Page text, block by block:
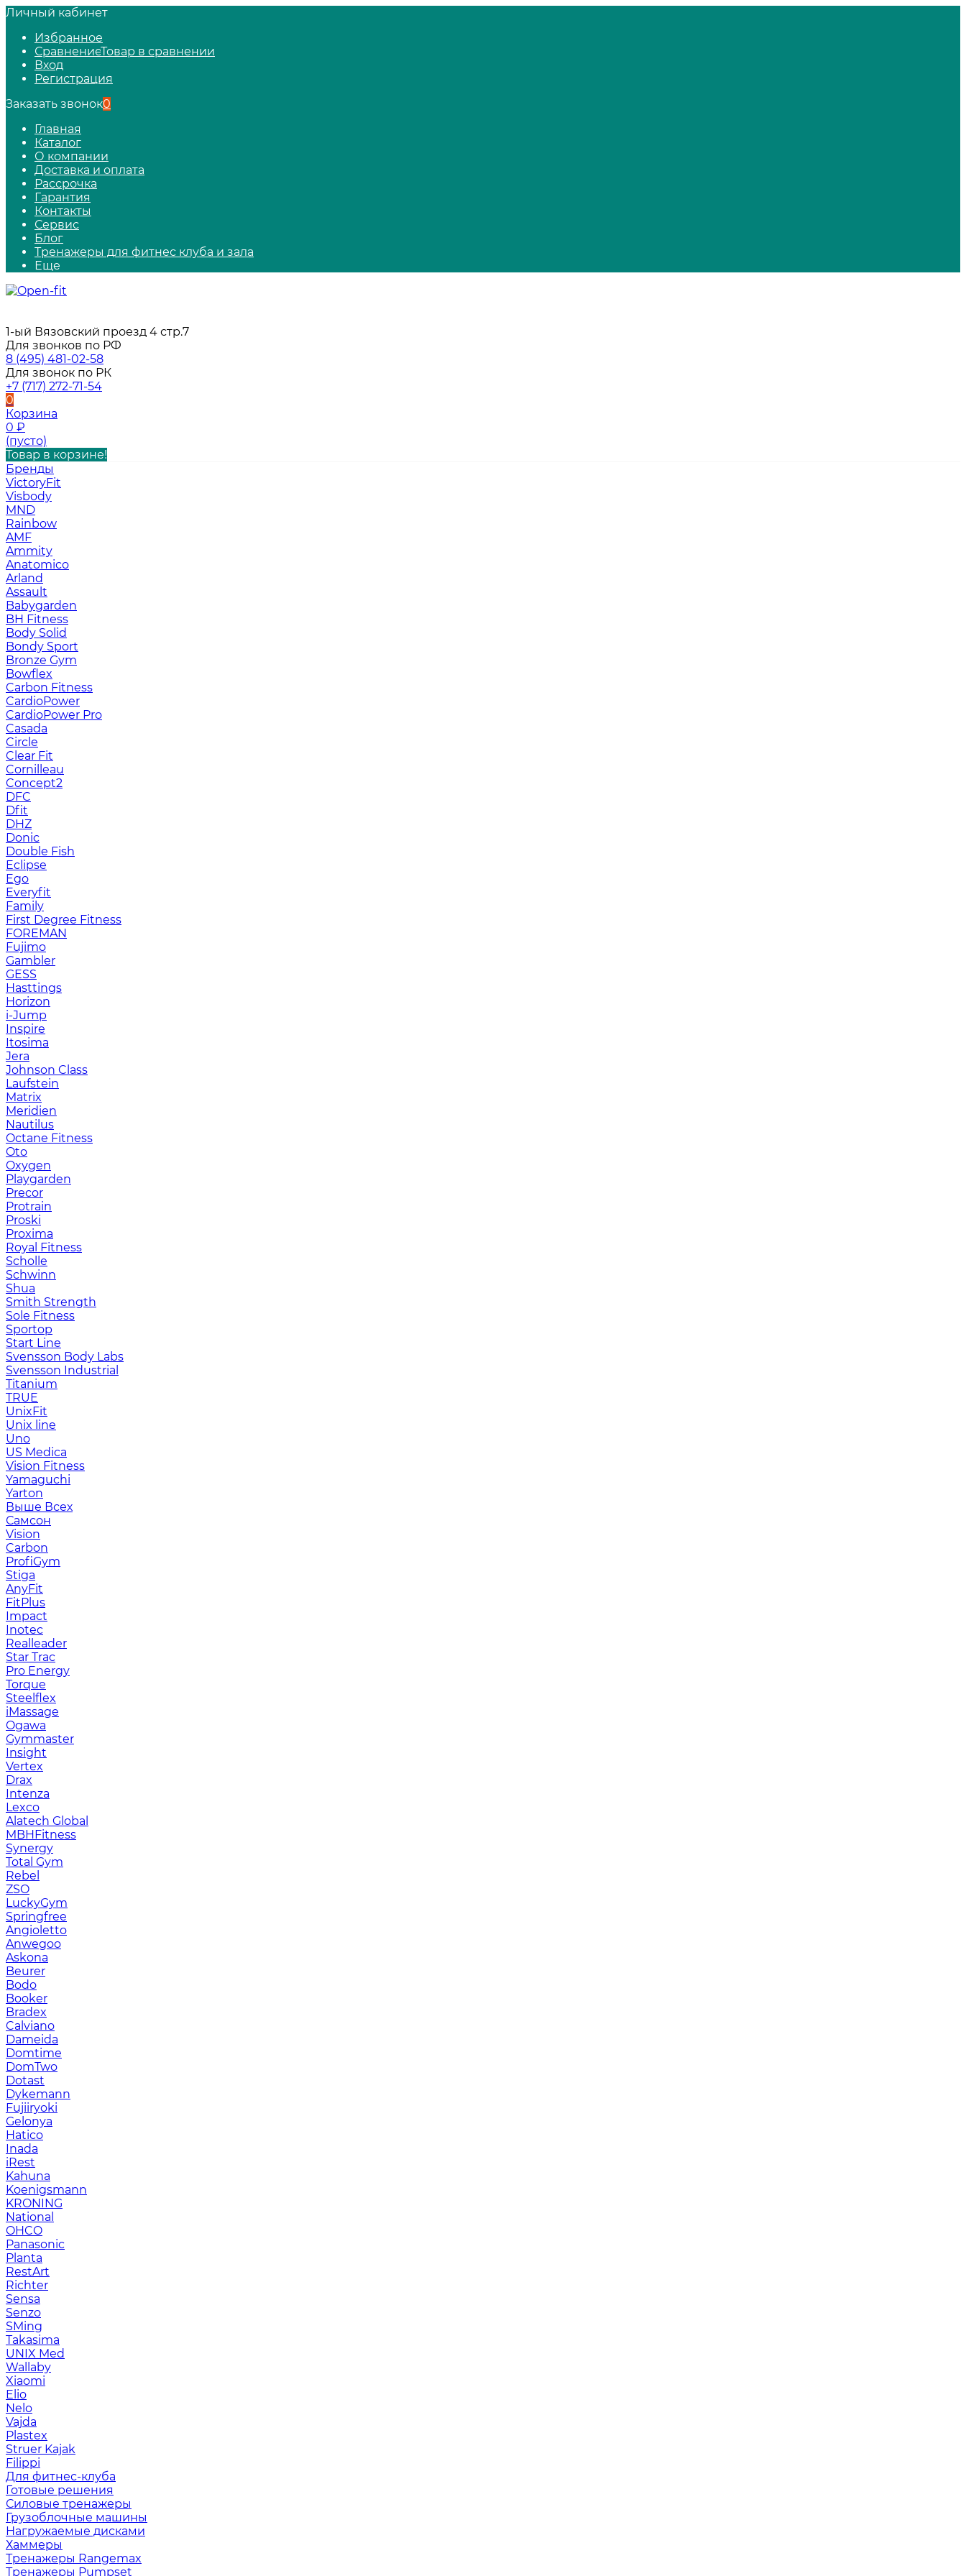
Личный кабинет
Избранное
СравнениеТовар в сравнении
Вход
Регистрация
Заказать звонок0
Главная
Каталог
О компании
Доставка и оплата
Рассрочка
Гарантия
Контакты
Сервис
Блог
Тренажеры для фитнес клуба и зала
Еще
1-ый Вязовский проезд 4 стр.7
Для звонков по РФ
8 (495) 481-02-58
Для звонок по РК
+7 (717) 272-71-54
0
Корзина
0 ₽
(пусто)
Товар в корзине!
Бренды
VictoryFit
Visbody
MND
Rainbow
AMF
Ammity
Anatomico
Arland
Assault
Babygarden
BH Fitness
Body Solid
Bondy Sport
Bronze Gym
Bowflex
Carbon Fitness
CardioPower
CardioPower Pro
Casada
Circle
Clear Fit
Cornilleau
Concept2
DFC
Dfit
DHZ
Donic
Double Fish
Eclipse
Ego
Everyfit
Family
First Degree Fitness
FOREMAN
Fujimo
Gambler
GESS
Hasttings
Horizon
i-Jump
Inspire
Itosima
Jera
Johnson Class
Laufstein
Matrix
Meridien
Nautilus
Octane Fitness
Oto
Oxygen
Playgarden
Precor
Protrain
Proski
Proxima
Royal Fitness
Scholle
Schwinn
Shua
Smith Strength
Sole Fitness
Sportop
Start Line
Svensson Body Labs
Svensson Industrial
Titanium
TRUE
UnixFit
Unix line
Uno
US Medica
Vision Fitness
Yamaguchi
Yarton
Выше Всех
Самсон
Vision
Carbon
ProfiGym
Stiga
AnyFit
FitPlus
Impact
Inotec
Realleader
Star Trac
Pro Energy
Torque
Steelflex
iMassage
Ogawa
Gymmaster
Insight
Vertex
Drax
Intenza
Lexco
Alatech Global
MBHFitness
Synergy
Total Gym
Rebel
ZSO
LuckyGym
Springfree
Angioletto
Anwegoo
Askona
Beurer
Bodo
Booker
Bradex
Calviano
Dameida
Domtime
DomTwo
Dotast
Dykemann
Fujiiryoki
Gelonya
Hatico
Inada
iRest
Kahuna
Koenigsmann
KRONING
National
OHCO
Panasonic
Planta
RestArt
Richter
Sensa
Senzo
SMing
Takasima
UNIX Med
Wallaby
Xiaomi
Elio
Nelo
Vajda
Plastex
Struer Kajak
Filippi
Для фитнес-клуба
Готовые решения
Силовые тренажеры
Грузоблочные машины
Нагружаемые дисками
Хаммеры
Тренажеры Rangemax
Тренажеры Pumpset